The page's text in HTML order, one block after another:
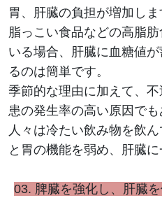
胃、肝臓の負担が増加し
脂っこい食品などの高脂
いる場合、肝臓に血糖値
るのは簡単です。
季節的な理由に加えて、
患の発生率の高い原因でも
人々は冷たい飲み物を飲
と胃の機能を弱め、肝臓
03. 脾臓を強化し、肝臓